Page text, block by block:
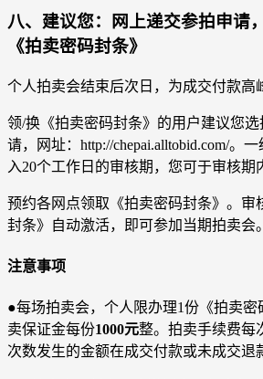
八、建议您：网上递交参拍申请
《拍卖密码封条》
个人拍卖会结束后次日，为成交付款高
领/换《拍卖密码封条》的用户建议您
请，网址：http://chepai.alltobid.com/。
入20个工作日的审核期，您可于审核期
预约各网点领取《拍卖密码封条》。审
封条》自动激活，即可参加当期拍卖会。
注意事项
●每场拍卖会，个人限办理1份《拍卖密
卖保证金每份1000元整。拍卖手续费每
次数发生的金额在成交付款或未成交退